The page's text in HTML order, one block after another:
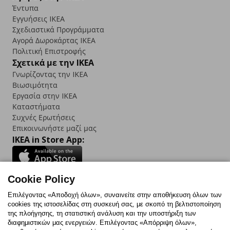
Έντυπα
Εγγυήσεις IKEA
Σχεδιαστικά Προγράμματα
Αγορά Δωρoκάρτας IKEA
Πολιτική Επιστροφής
Σχετικά με την IKEA
Γνωρίζοντας την IKEA
Βιωσιμότητα
Εργασία στην IKEA
Καταστήματα
Συχνές Ερωτήσεις
Επικοινωνήστε μαζί μας
IKEA in Store App:
Follow us:
FacebookInstagram
TikTokYoutubePinterestTwitter
Cookie Policy
Επιλέγοντας «Αποδοχή όλων», συναινείτε στην αποθήκευση όλων των
cookies της ιστοσελίδας στη συσκευή σας, με σκοπό τη βελτιστοποίηση
της πλοήγησης, τη στατιστική ανάλυση και την υποστήριξη των
διαφημιστικών μας ενεργειών. Επιλέγοντας «Απόρριψη όλων»,